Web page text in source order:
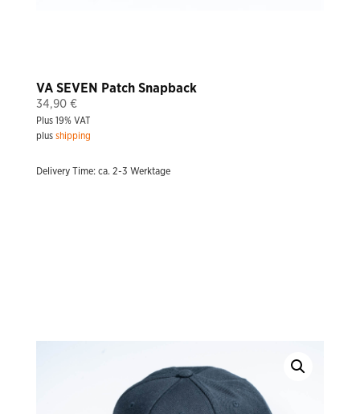
VA SEVEN Patch Snapback
34,90 €
Plus 19% VAT
plus shipping
Delivery Time: ca. 2-3 Werktage